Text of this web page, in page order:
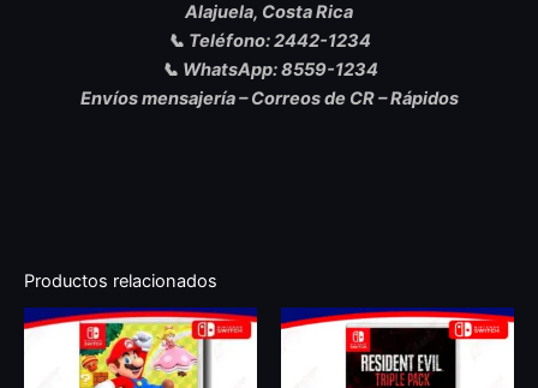
Alajuela, Costa Rica
📞 Teléfono: 2442-1234
📞 WhatsApp: 8559-1234
Envíos mensajería – Correos de CR – Rápidos
Productos relacionados